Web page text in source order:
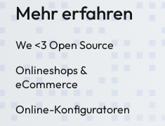
Mehr erfahren
We <3 Open Source
Onlineshops &
eCommerce
Online-Konfiguratoren